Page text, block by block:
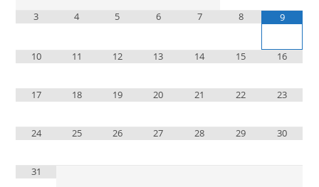
3 4 5 6 7 8 9
10 11 12 13 14 15 16
17 18 19 20 21 22 23
24 25 26 27 28 29 30
31